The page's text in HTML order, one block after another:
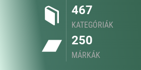
467
KATEGÓRIÁK
250
MÁRKÁK